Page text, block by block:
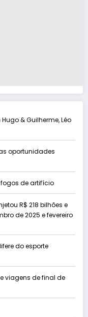
& Guilherme, Léo
oportunidades
de artifício
R$ 218 bilhões e
de 2025 e fevereiro
do esporte
viagens de final de